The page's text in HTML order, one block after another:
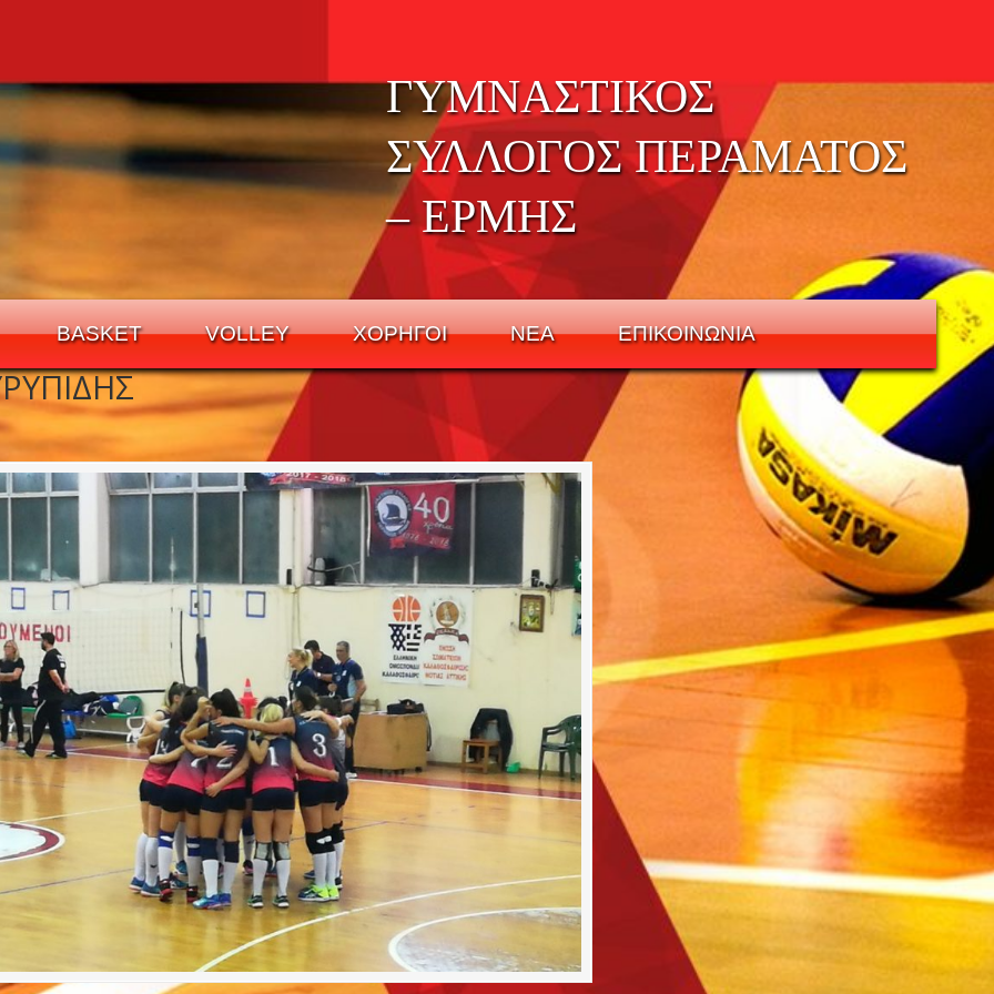
ΓΥΜΝΑΣΤΙΚΟΣ
ΣΥΛΛΟΓΟΣ ΠΕΡΑΜΑΤΟΣ
– ΕΡΜΗΣ
BASKET VOLLEY ΧΟΡΗΓΟΙ ΝΕΑ ΕΠΙΚΟΙΝΩΝΙΑ